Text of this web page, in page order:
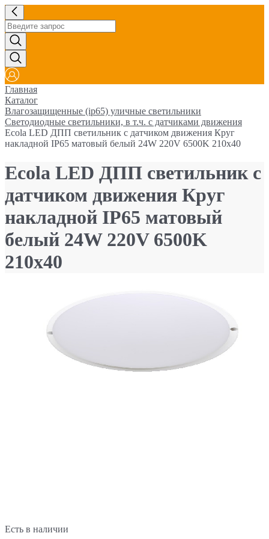
Главная
Каталог
Влагозащищенные (ip65) уличные светильники
Cветодиодные светильники, в т.ч. с датчиками движения
Ecola LED ДПП светильник с датчиком движения Круг
накладной IP65 матовый белый 24W 220V 6500K 210x40
Ecola LED ДПП светильник с
датчиком движения Круг
накладной IP65 матовый
белый 24W 220V 6500K
210x40
Есть в наличии